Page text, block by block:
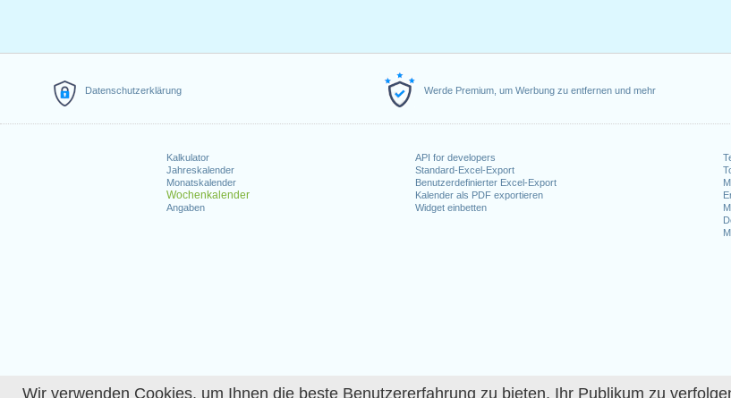
Wir verwenden Cookies, um Ihnen die beste Benutzererfahrung zu bieten, Ihr Publikum zu
Datenschutzerklärung Werde Premium, um Werbung zu entfernen und mehr
Kalkulator
Jahreskalender
Monatskalender
Wochenkalender
Angaben
API for developers
Standard-Excel-Export
Benutzerdefinierter Excel-Export
Kalender als PDF exportieren
Widget einbetten